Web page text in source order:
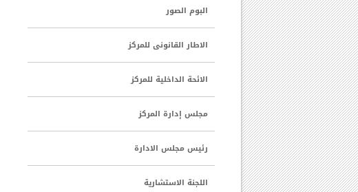
البوم الصور
الاطار القانونى للمركز
الائحة الداخلية للمركز
مجلس إدارة المركز
رئيس مجلس الادارة
اللجنة الاستشارية